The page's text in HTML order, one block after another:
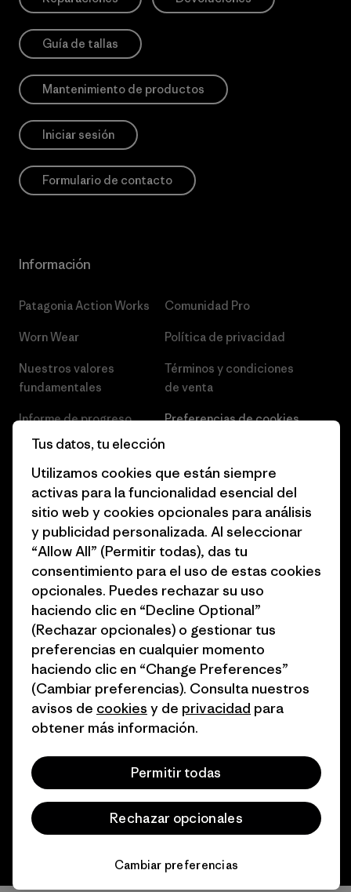
Guía de tallas
Mantenimiento de productos
Iniciar sesión
Formulario de contacto
Información
Patagonia Action Works
Worn Wear
Nuestros valores
fundamentales
Informe de progreso
Business Unusual
Objetivos climáticos
1% for the Planet
Cómo financiamos
Tarjetas regalo
Encuentra una tienda
Comunidad Pro
Política de privacidad
Términos y condiciones
de venta
Preferencias de cookies
Empleo
Prensa
Programa para profesionales
del sector
Programa de afiliados
Mapa del sitio Patagonia
España
© 2026 Patagonia, Inc. Todos los derechos reservados.
español
Tus datos, tu elección
Utilizamos cookies que están siempre
activas para la funcionalidad esencial del
sitio web y cookies opcionales para análisis
y publicidad personalizada. Al seleccionar
“Allow All” (Permitir todas), das tu
consentimiento para el uso de estas cookies
opcionales. Puedes rechazar su uso
haciendo clic en “Decline Optional”
(Rechazar opcionales) o gestionar tus
preferencias en cualquier momento
haciendo clic en “Change Preferences”
(Cambiar preferencias). Consulta nuestros
avisos de cookies y de privacidad para
obtener más información.
Permitir todas
Rechazar opcionales
Cambiar preferencias